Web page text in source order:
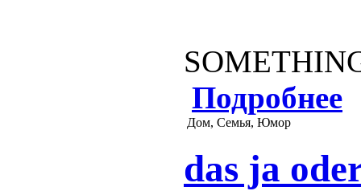
Подробнее
Дом, Семья, Юмор
das ja